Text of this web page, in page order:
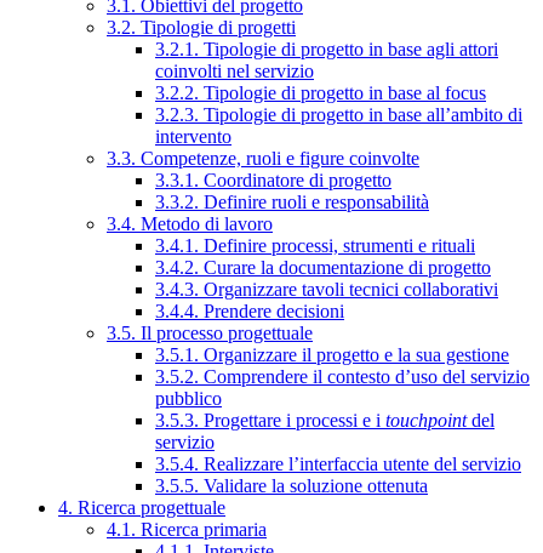
3.1. Obiettivi del progetto
3.2. Tipologie di progetti
3.2.1. Tipologie di progetto in base agli attori
coinvolti nel servizio
3.2.2. Tipologie di progetto in base al focus
3.2.3. Tipologie di progetto in base all’ambito di
intervento
3.3. Competenze, ruoli e figure coinvolte
3.3.1. Coordinatore di progetto
3.3.2. Definire ruoli e responsabilità
3.4. Metodo di lavoro
3.4.1. Definire processi, strumenti e rituali
3.4.2. Curare la documentazione di progetto
3.4.3. Organizzare tavoli tecnici collaborativi
3.4.4. Prendere decisioni
3.5. Il processo progettuale
3.5.1. Organizzare il progetto e la sua gestione
3.5.2. Comprendere il contesto d’uso del servizio
pubblico
3.5.3. Progettare i processi e i touchpointdel
servizio
3.5.4. Realizzare l’interfaccia utente del servizio
3.5.5. Validare la soluzione ottenuta
4. Ricerca progettuale
4.1. Ricerca primaria